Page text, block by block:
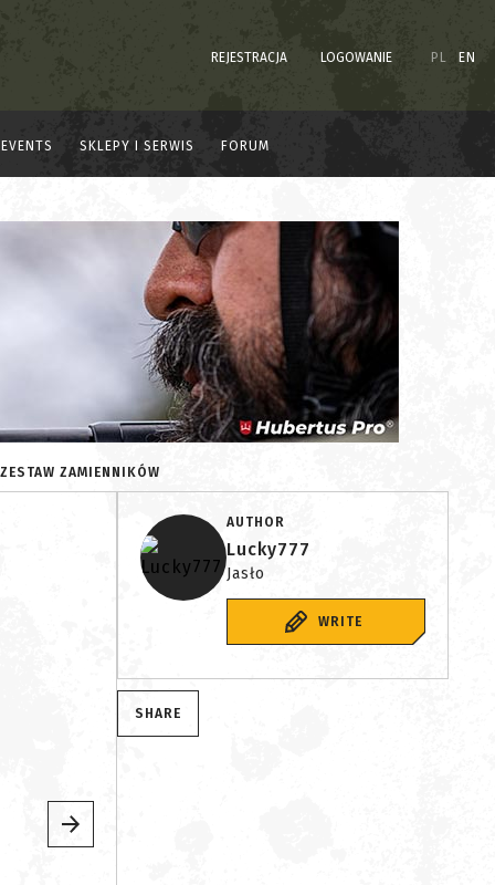
REJESTRACJA LOGOWANIE PL EN
EVENTS SKLEPY I SERWIS FORUM
ZAMIENNIKÓW
AUTHOR
Lucky777
Jasło
WRITE
SHARE